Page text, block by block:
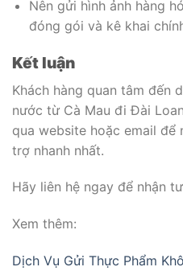
Nên gửi hình ảnh hàng
đóng gói và kê khai
Kết luận
Khách hàng quan tâm đến
nước từ Cà Mau đi Đài
qua website hoặc email
trợ nhanh nhất.
Hãy liên hệ ngay để nhận
Xem thêm:
Dịch Vụ Gửi Thực Phẩm